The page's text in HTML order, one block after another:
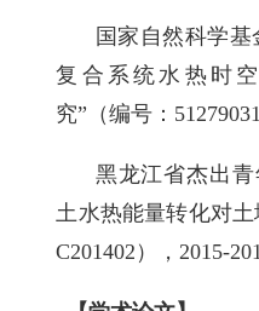
国家自然科学
复合系统水热时
究”（编号：
黑龙江省杰出
土水热能量转化对
C201402），2015-